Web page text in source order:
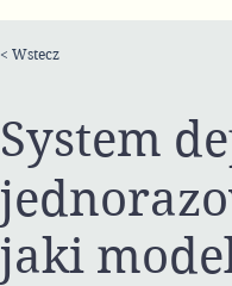
< Wstecz
System
jaki